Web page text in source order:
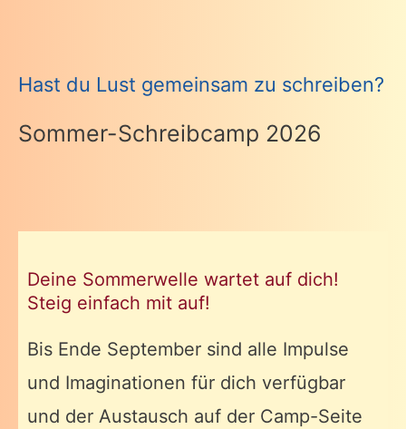
Hast du Lust gemeinsam zu schreiben?
Sommer-Schreibcamp 2026
Deine Sommerwelle wartet auf dich!
Steig einfach mit auf!
Bis Ende September sind alle Impulse
und Imaginationen für dich verfügbar
und der Austausch auf der Camp-Seite